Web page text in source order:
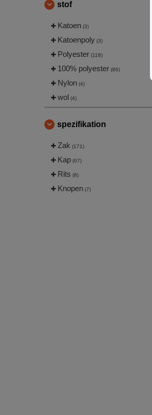
stof
Katoen (3)
Katoenpoly (3)
Polyester (118)
100% polyester (86)
Nylon (4)
wol (4)
spezifikation
Zak (171)
Kap (67)
Rits (8)
Knopen (7)